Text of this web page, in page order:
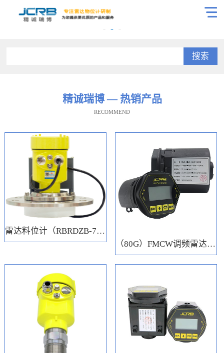
搜索
精诚瑞博 — 热销产品
RECOMMEND
雷达料位计（RBRDZB-71-6-C）
（80G）FMCW调频雷达电子模块